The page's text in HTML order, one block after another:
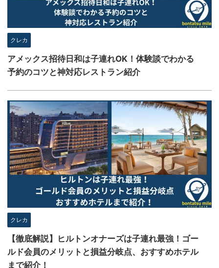
クレカ
アメックス招待日和は子連れOK！体験談でわかる
予約のコツと神対応レストラン紹介
クレカ
【徹底解説】ヒルトンオナーズは子連れ最強！ゴー
ルド会員のメリットと損益分岐点、おすすめホテル
まで紹介！